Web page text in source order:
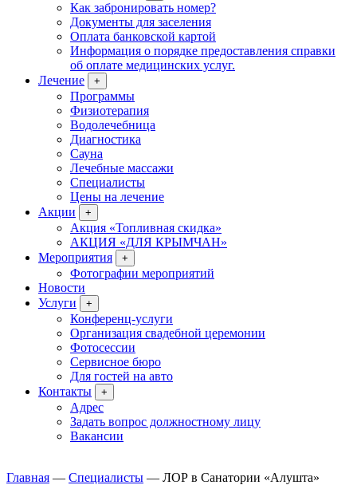
Как забронировать номер?
Документы для заселения
Оплата банковской картой
Информация о порядке предоставления справки
об оплате медицинских услуг.
Лечение
+
Программы
Физиотерапия
Водолечебница
Диагностика
Сауна
Лечебные массажи
Специалисты
Цены на лечение
Акции
+
Акция «Топливная скидка»
АКЦИЯ «ДЛЯ КРЫМЧАН»
Мероприятия
+
Фотографии мероприятий
Новости
Услуги
+
Конференц-услуги
Организация свадебной церемонии
Фотосессии
Сервисное бюро
Для гостей на авто
Контакты
+
Адрес
Задать вопрос должностному лицу
Вакансии
Главная — Специалисты — ЛОР в Санатории «Алушта»